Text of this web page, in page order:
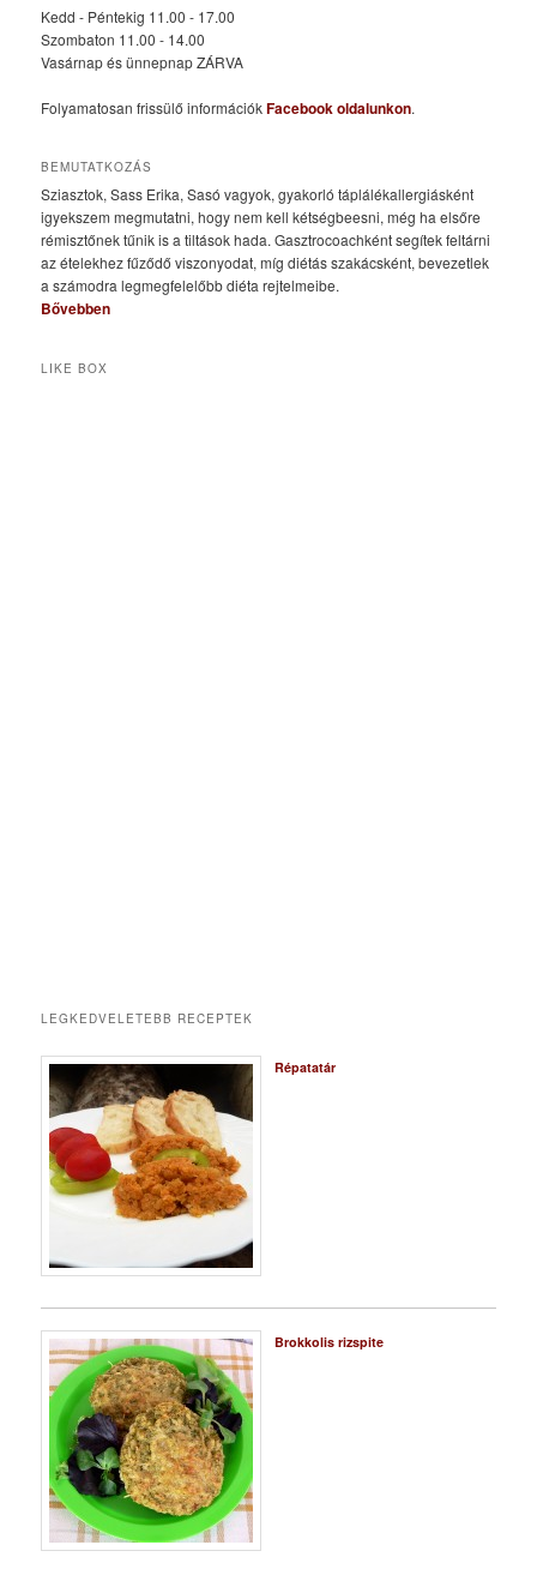
Kedd - Péntekig 11.00 - 17.00
Szombaton 11.00 - 14.00
Vasárnap és ünnepnap ZÁRVA
Folyamatosan frissülő információkFacebook oldalunkon.
BEMUTATKOZÁS
Sziasztok, Sass Erika, Sasó vagyok, gyakorló táplálékallergiásként
igyekszem megmutatni, hogy nem kell kétségbeesni, még ha elsőre
rémisztőnek tűnik is a tiltások hada. Gasztrocoachként segítek feltárni
az ételekhez fűződő viszonyodat, míg diétás szakácsként, bevezetlek
a számodra legmegfelelőbb diéta rejtelmeibe.
Bővebben
LIKE BOX
LEGKEDVELETEBB RECEPTEK
Répatatár
Brokkolis rizspite